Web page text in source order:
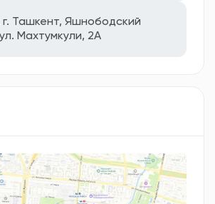
г. Ташкент, Яшнободский
Махтумкули, 2А